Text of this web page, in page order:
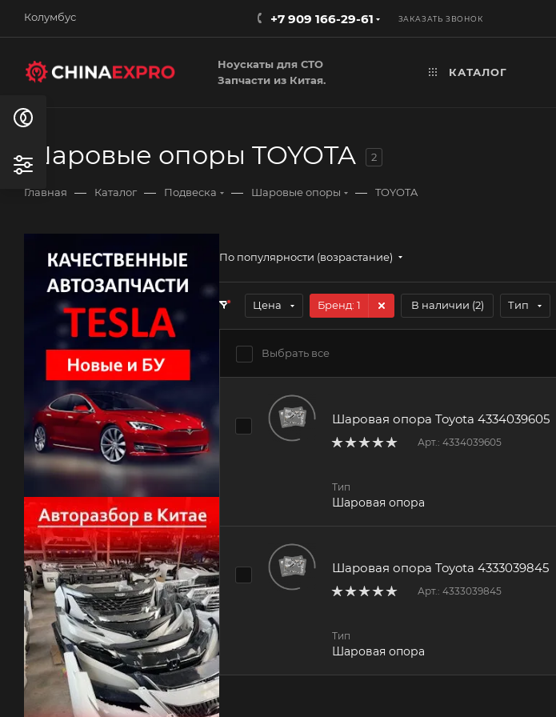
Колумбус +7 909 166-29-61 ЗАКАЗАТЬ ЗВОНОК
Ноускаты для СТО
Запчасти из Китая.
КАТАЛОГ
Шаровые опоры TOYOTA 2
Главная — Каталог — Подвеска — Шаровые опоры — TOYOTA
По популярности (возрастание)
Цена Бренд: 1 В наличии (2) Тип
Выбрать все
Шаровая опора Toyota 4334039605
Арт.: 4334039605
Тип
Шаровая опора
Шаровая опора Toyota 4333039845
Арт.: 4333039845
Тип
Шаровая опора